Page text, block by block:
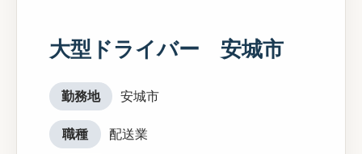
大型ドライバー 安城市
勤務地 安城市
職種 配送業